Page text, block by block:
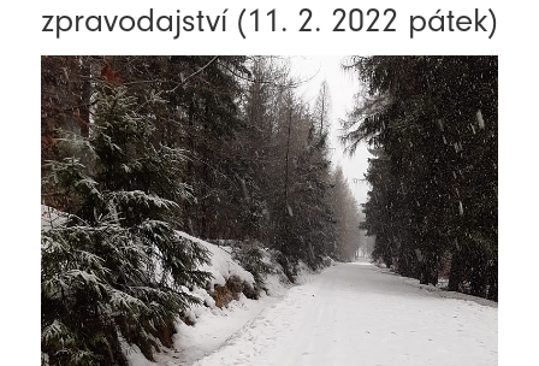
zpravodajství (11. 2. 2022 pátek)